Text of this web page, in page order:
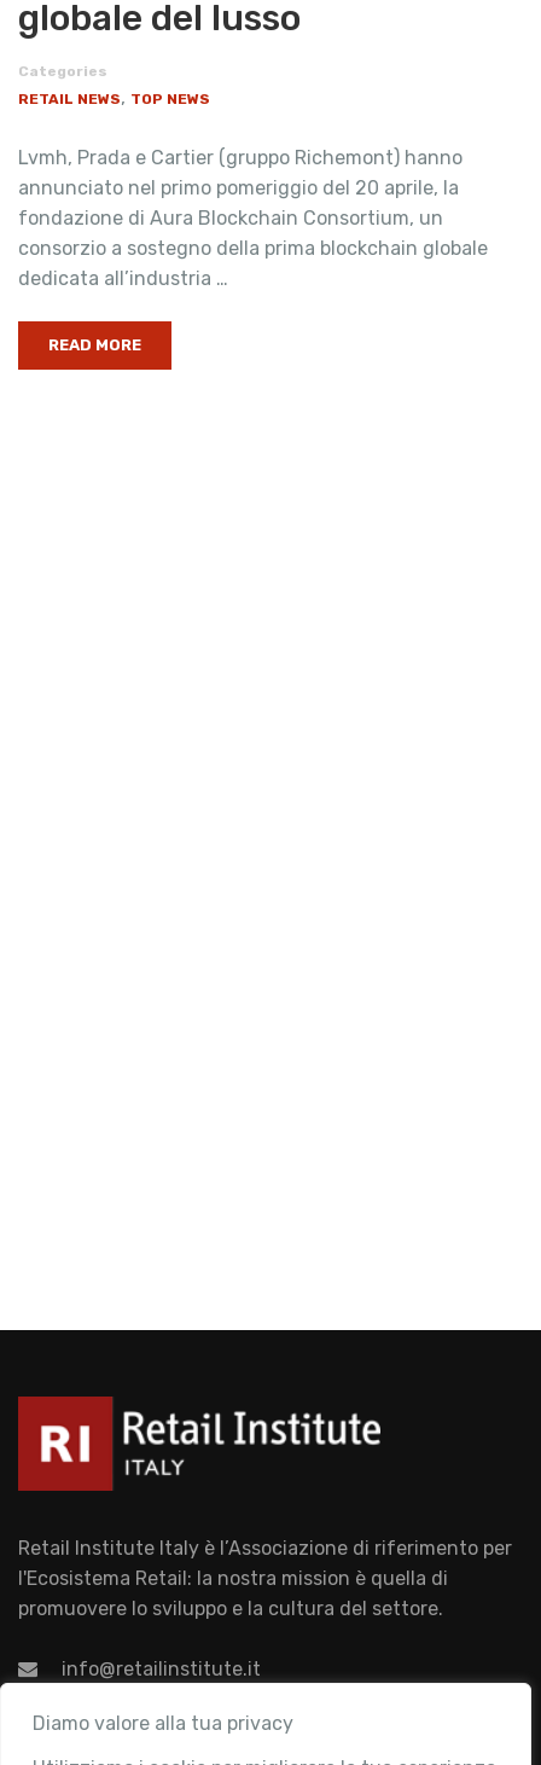
Diamo valore alla tua privacy
globale del lusso
Categories
RETAIL NEWS, TOP NEWS
Lvmh, Prada e Cartier (gruppo Richemont) hanno
annunciato nel primo pomeriggio del 20 aprile, la
fondazione di Aura Blockchain Consortium, un
consorzio a sostegno della prima blockchain globale
dedicata all’industria …
READ MORE
Retail Institute Italy è l’Associazione di riferimento per
l'Ecosistema Retail: la nostra mission è quella di
promuovere lo sviluppo e la cultura del settore.
info@retailinstitute.it
Associazione